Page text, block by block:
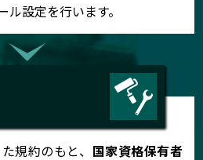
設定を行います。
規約のもと、 国家資格保有者